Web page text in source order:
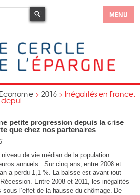
MENU
Economie > 2016 > Inégalités en France,
depui...
petite progression depuis la crise
que chez nos partenaires
de vie médian de la population
annuels. Sur cinq ans, entre 2008 et
a perdu 1,1 %. La baisse est avant tout
Entre 2008 et 2011, les inégalités
l’effet de la hausse du chômage. De